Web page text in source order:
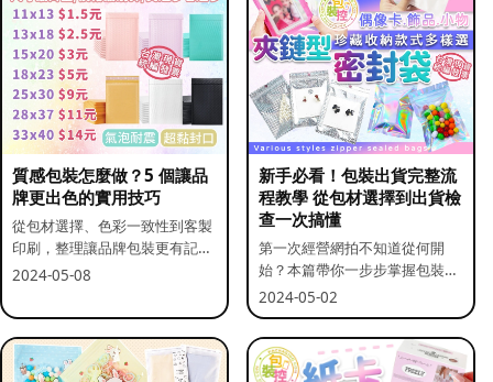
質感包裝怎麼做？5 個讓品
牌更出色的實用技巧
從包材選擇、色彩一致性到客製
印刷，整理讓品牌包裝更有記憶
點的實用做法。
2024-05-08
新手必看！包裝出貨完整流
程教學 從包材選擇到出貨檢
查一次搞懂
第一次經營網拍不知道從何開
始？本篇帶你一步步掌握包裝流
程與出貨前檢查重點。
2024-05-02